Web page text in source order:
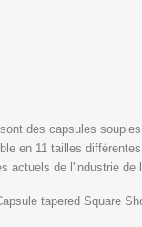
des capsules
en 11 tailles
actuels de l'industrie de
tapered Square